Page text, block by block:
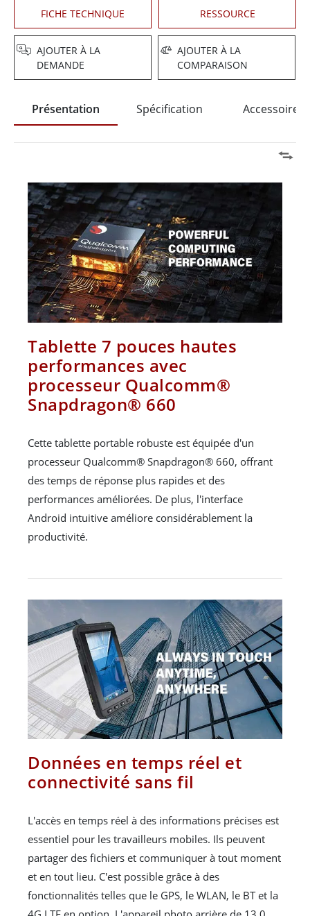
FICHE TECHNIQUE RESSOURCE
AJOUTER À LA
DEMANDE
AJOUTER À LA
COMPARAISON
Présentation Spécification Accessoires
Tablette 7 pouces hautes
performances avec
processeur Qualcomm®
Snapdragon® 660
Cette tablette portable robuste est équipée d'un
processeur Qualcomm® Snapdragon® 660, offrant
des temps de réponse plus rapides et des
performances améliorées. De plus, l'interface
Android intuitive améliore considérablement la
productivité.
Données en temps réel et
connectivité sans fil
L'accès en temps réel à des informations précises est
essentiel pour les travailleurs mobiles. Ils peuvent
partager des fichiers et communiquer à tout moment
et en tout lieu. C'est possible grâce à des
fonctionnalités telles que le GPS, le WLAN, le BT et la